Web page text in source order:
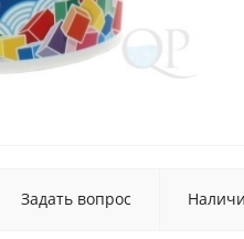
Задать вопрос